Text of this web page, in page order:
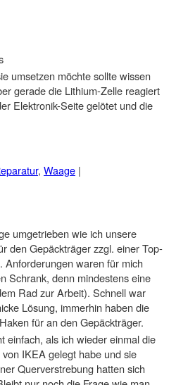
umsetzen möchte sollte wissen
gerade die Lithium-Zelle reagiert
Elektronik-Seite gelötet und die
, Waage |
umgetrieben wie ich unsere
den Gepäckträger zzgl. einer Top-
Anforderungen waren für mich
Schrank, denn mindestens eine
Rad zur Arbeit). Schnell war
Lösung, immerhin haben die
für an den Gepäckträger.
einfach, als ich wieder einmal die
IKEA gelegt habe und sie
Querverstrebung hatten sich